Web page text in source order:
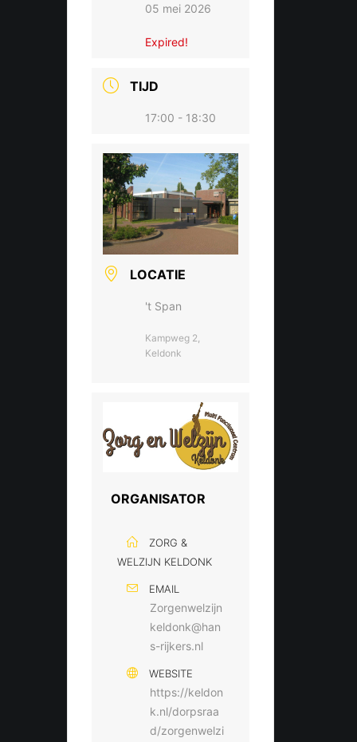
05 mei 2026
Expired!
TIJD
17:00 - 18:30
LOCATIE
't Span
Kampweg 2,
Keldonk
ORGANISATOR
ZORG &
WELZIJN KELDONK
EMAIL
Zorgenwelzijn
keldonk@han
s-rijkers.nl
WEBSITE
https://keldon
k.nl/dorpsraa
d/zorgenwelzi